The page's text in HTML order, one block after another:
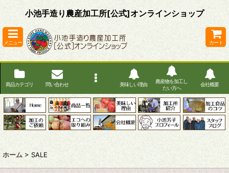
小池手造り農産加工所[公式]オンラインショップ
メニュー カート
商品カテゴリ 問い合わせ 美味しい理由
農産物を加工し
たい方へ
会社概要
ホーム > SALE